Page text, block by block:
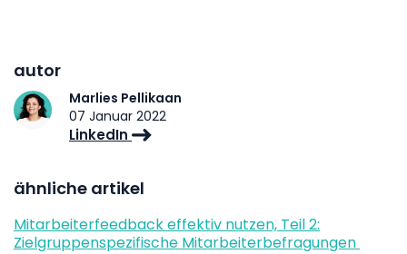
autor
Marlies Pellikaan
07 Januar 2022
LinkedIn
ähnliche artikel
Mitarbeiterfeedback effektiv nutzen, Teil 2:
Zielgruppenspezifische Mitarbeiterbefragungen